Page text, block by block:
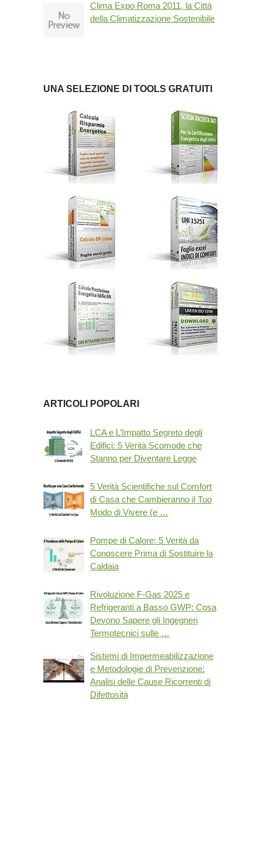
Clima Expo Roma 2011, la Città
della Climatizzazione Sostenibile
UNA SELEZIONE DI TOOLS GRATUITI
ARTICOLI POPOLARI
LCA e L’Impatto Segreto degli
Edifici: 5 Verità Scomode che
Stanno per Diventare Legge
5 Verità Scientifiche sul Comfort
di Casa che Cambieranno il Tuo
Modo di Vivere (e …
Pompe di Calore: 5 Verità da
Conoscere Prima di Sostituire la
Caldaia
Rivoluzione F-Gas 2025 e
Refrigeranti a Basso GWP: Cosa
Devono Sapere gli Ingegneri
Termotecnici sulle …
Sistemi di Impermeabilizzazione
e Metodologie di Prevenzione:
Analisi delle Cause Ricorrenti di
Difettosità